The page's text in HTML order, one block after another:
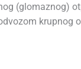
(glomaznog)
krupnog